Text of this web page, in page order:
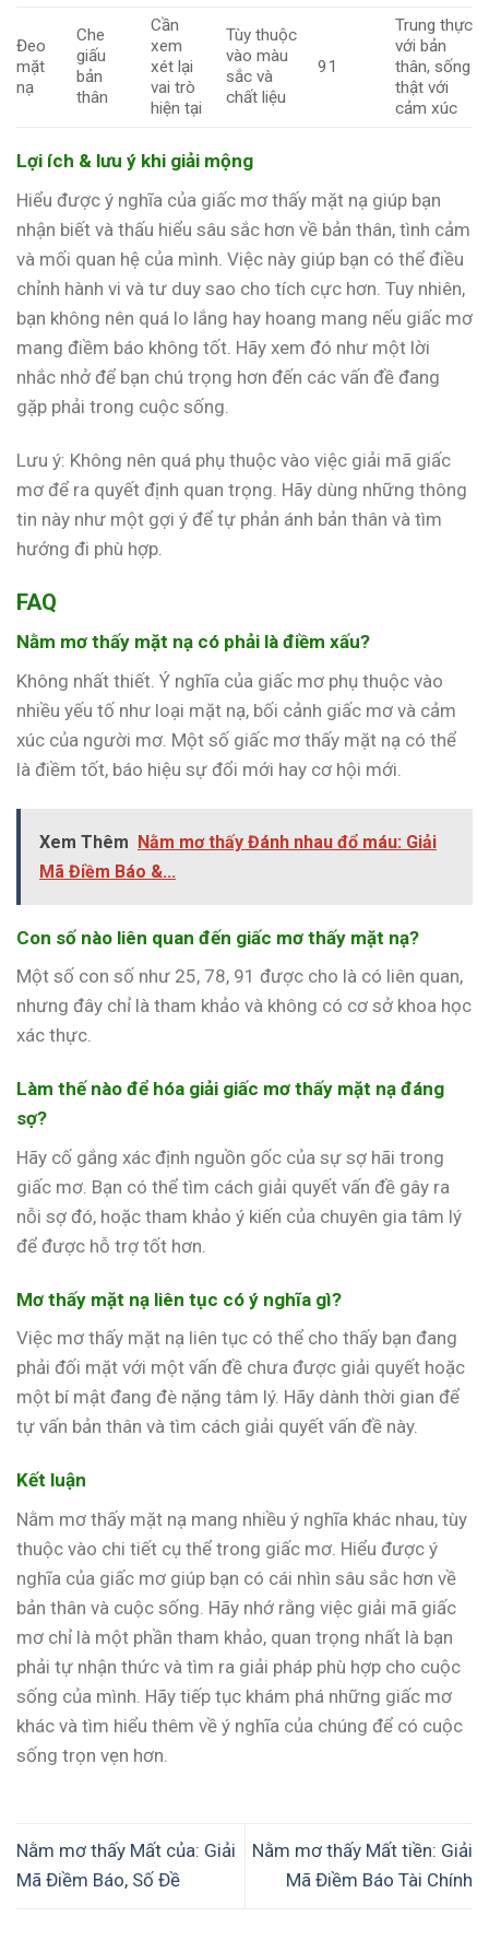
Đeo
mặt
nạ
Che
giấu
bản
thân
Cần
xem
xét lại
vai trò
hiện tại
Tùy thuộc
vào màu
sắc và
chất liệu
91
Trung thực
với bản
thân, sống
thật với
cảm xúc
Lợi ích & lưu ý khi giải mộng
Hiểu được ý nghĩa của giấc mơ thấy mặt nạ giúp bạn
nhận biết và thấu hiểu sâu sắc hơn về bản thân, tình cảm
và mối quan hệ của mình. Việc này giúp bạn có thể điều
chỉnh hành vi và tư duy sao cho tích cực hơn. Tuy nhiên,
bạn không nên quá lo lắng hay hoang mang nếu giấc mơ
mang điềm báo không tốt. Hãy xem đó như một lời
nhắc nhở để bạn chú trọng hơn đến các vấn đề đang
gặp phải trong cuộc sống.
Lưu ý: Không nên quá phụ thuộc vào việc giải mã giấc
mơ để ra quyết định quan trọng. Hãy dùng những thông
tin này như một gợi ý để tự phản ánh bản thân và tìm
hướng đi phù hợp.
FAQ
Nằm mơ thấy mặt nạ có phải là điềm xấu?
Không nhất thiết. Ý nghĩa của giấc mơ phụ thuộc vào
nhiều yếu tố như loại mặt nạ, bối cảnh giấc mơ và cảm
xúc của người mơ. Một số giấc mơ thấy mặt nạ có thể
là điềm tốt, báo hiệu sự đổi mới hay cơ hội mới.
Xem Thêm Nằm mơ thấy Đánh nhau đổ máu: Giải
Mã Điềm Báo &...
Con số nào liên quan đến giấc mơ thấy mặt nạ?
Một số con số như 25, 78, 91 được cho là có liên quan,
nhưng đây chỉ là tham khảo và không có cơ sở khoa học
xác thực.
Làm thế nào để hóa giải giấc mơ thấy mặt nạ đáng
sợ?
Hãy cố gắng xác định nguồn gốc của sự sợ hãi trong
giấc mơ. Bạn có thể tìm cách giải quyết vấn đề gây ra
nỗi sợ đó, hoặc tham khảo ý kiến của chuyên gia tâm lý
để được hỗ trợ tốt hơn.
Mơ thấy mặt nạ liên tục có ý nghĩa gì?
Việc mơ thấy mặt nạ liên tục có thể cho thấy bạn đang
phải đối mặt với một vấn đề chưa được giải quyết hoặc
một bí mật đang đè nặng tâm lý. Hãy dành thời gian để
tự vấn bản thân và tìm cách giải quyết vấn đề này.
Kết luận
Nằm mơ thấy mặt nạ mang nhiều ý nghĩa khác nhau, tùy
thuộc vào chi tiết cụ thể trong giấc mơ. Hiểu được ý
nghĩa của giấc mơ giúp bạn có cái nhìn sâu sắc hơn về
bản thân và cuộc sống. Hãy nhớ rằng việc giải mã giấc
mơ chỉ là một phần tham khảo, quan trọng nhất là bạn
phải tự nhận thức và tìm ra giải pháp phù hợp cho cuộc
sống của mình. Hãy tiếp tục khám phá những giấc mơ
khác và tìm hiểu thêm về ý nghĩa của chúng để có cuộc
sống trọn vẹn hơn.
Nằm mơ thấy Mất của: Giải
Mã Điềm Báo, Số Đề
Nằm mơ thấy Mất tiền: Giải
Mã Điềm Báo Tài Chính